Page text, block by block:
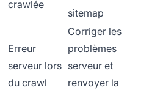
crawlée
sitemap
Erreur
serveur lors
du crawl
Corriger les
problèmes
serveur et
renvoyer la